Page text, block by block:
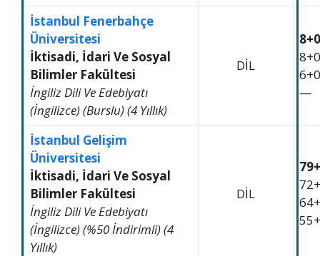
İstanbul Fenerbahçe
Üniversitesi
İktisadi, İdari Ve Sosyal
Bilimler Fakültesi
İngiliz Dili Ve Edebiyatı
(İngilizce) (Burslu) (4 Yıllık)
DİL
8+0
6+0
—
İstanbul Gelişim
Üniversitesi
İktisadi, İdari Ve Sosyal
Bilimler Fakültesi
İngiliz Dili Ve Edebiyatı
(İngilizce) (%50 İndirimli) (4
Yıllık)
DİL